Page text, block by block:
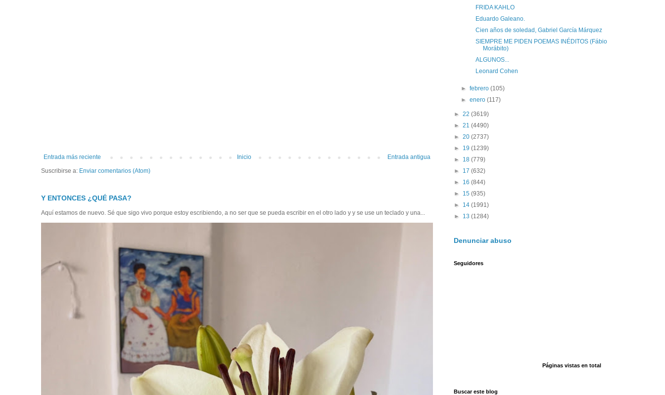
Entrada más reciente Entrada antigua
Inicio
Suscribirse a: Enviar comentarios (Atom)
Y ENTONCES ¿QUÉ PASA?
Aquí estamos de nuevo. Sé que sigo vivo porque estoy escribiendo, a no ser que se pueda escribir en el otro lado y y se use un teclado y una...
FRIDA KAHLO
Eduardo Galeano.
Cien años de soledad, Gabriel García Márquez
SIEMPRE ME PIDEN POEMAS INÉDITOS (Fábio
Morábito)
ALGUNOS...
Leonard Cohen
►febrero(105)
►enero(117)
► 22 (3619)
► 21 (4490)
► 20 (2737)
► 19 (1239)
► 18 (779)
► 17 (632)
► 16 (844)
► 15 (935)
► 14 (1991)
► 13 (1284)
Denunciar abuso
Seguidores
Páginas vistas en total
Buscar este blog